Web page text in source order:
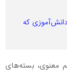
دانش‌آموزی که
معنوی، بسته‌های